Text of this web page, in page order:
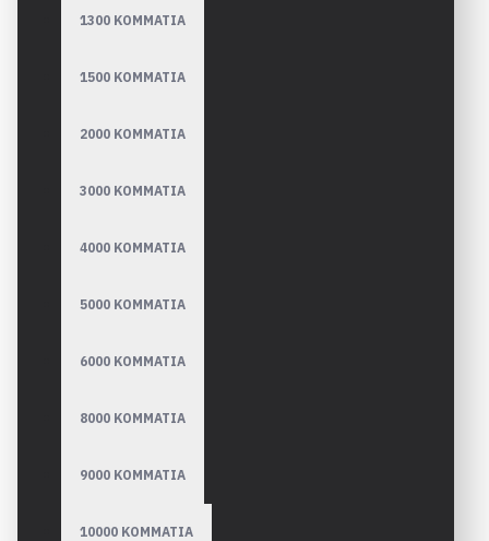
1300 ΚΟΜΜΑΤΙΑ
1500 ΚΟΜΜΑΤΙΑ
2000 ΚΟΜΜΑΤΙΑ
3000 ΚΟΜΜΑΤΙΑ
4000 ΚΟΜΜΑΤΙΑ
5000 ΚΟΜΜΑΤΙΑ
6000 ΚΟΜΜΑΤΙΑ
8000 ΚΟΜΜΑΤΙΑ
9000 ΚΟΜΜΑΤΙΑ
10000 ΚΟΜΜΑΤΙΑ